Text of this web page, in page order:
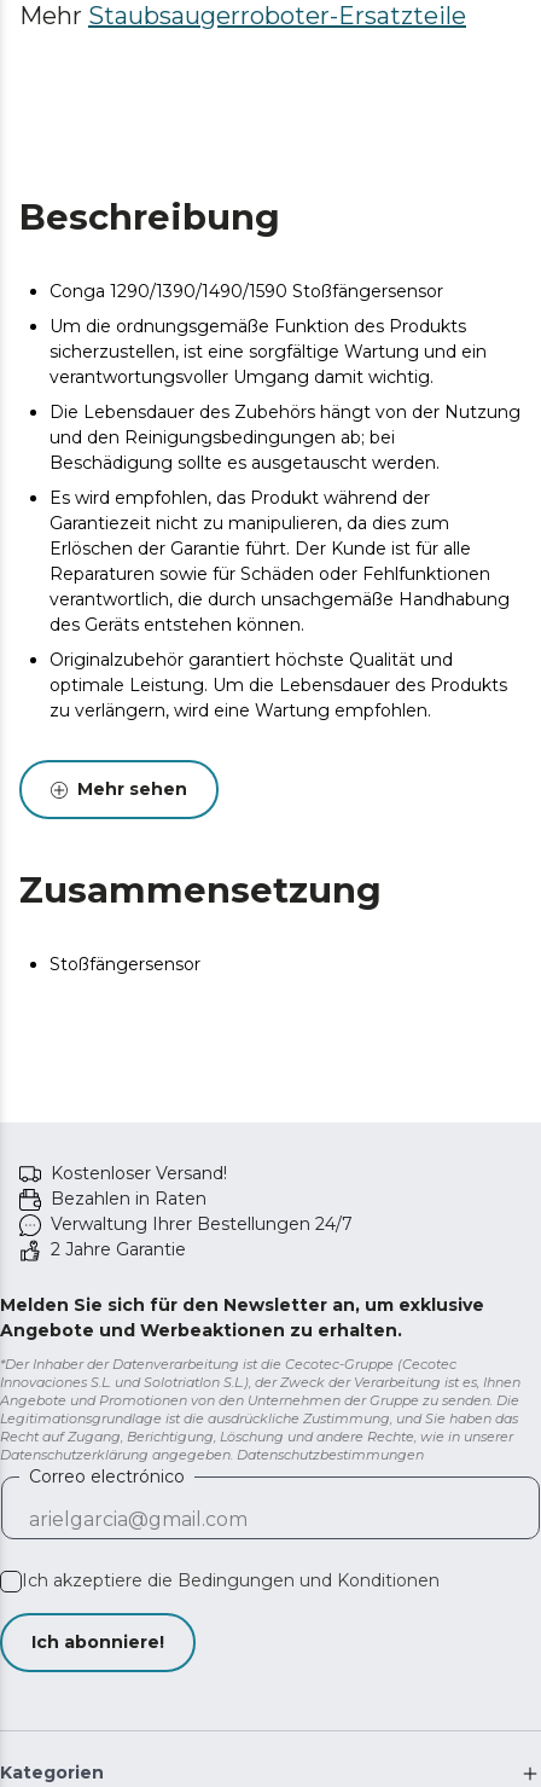
Mehr Staubsaugerroboter-Ersatzteile
Beschreibung
Conga 1290/1390/1490/1590 Stoßfängersensor
Um die ordnungsgemäße Funktion des Produkts
sicherzustellen, ist eine sorgfältige Wartung und ein
verantwortungsvoller Umgang damit wichtig.
Die Lebensdauer des Zubehörs hängt von der Nutzung
und den Reinigungsbedingungen ab; bei
Beschädigung sollte es ausgetauscht werden.
Es wird empfohlen, das Produkt während der
Garantiezeit nicht zu manipulieren, da dies zum
Erlöschen der Garantie führt. Der Kunde ist für alle
Reparaturen sowie für Schäden oder Fehlfunktionen
verantwortlich, die durch unsachgemäße Handhabung
des Geräts entstehen können.
Originalzubehör garantiert höchste Qualität und
optimale Leistung. Um die Lebensdauer des Produkts
zu verlängern, wird eine Wartung empfohlen.
Mehr sehen
Zusammensetzung
Stoßfängersensor
Kostenloser Versand!
Bezahlen in Raten
Verwaltung Ihrer Bestellungen 24/7
2 Jahre Garantie
Melden Sie sich für den Newsletter an, um exklusive
Angebote und Werbeaktionen zu erhalten.
*Der Inhaber der Datenverarbeitung ist die Cecotec-Gruppe (Cecotec
Innovaciones S.L. und Solotriatlon S.L.), der Zweck der Verarbeitung ist es, Ihnen
Angebote und Promotionen von den Unternehmen der Gruppe zu senden. Die
Legitimationsgrundlage ist die ausdrückliche Zustimmung, und Sie haben das
Recht auf Zugang, Berichtigung, Löschung und andere Rechte, wie in unserer
Datenschutzerklärung angegeben. Datenschutzbestimmungen
Correo electrónico
Ich akzeptiere die Bedingungen und Konditionen
Ich abonniere!
Kategorien